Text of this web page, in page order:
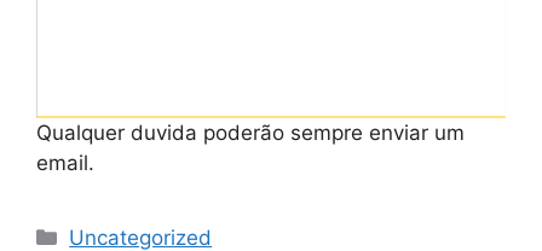
Qualquer duvida poderão sempre enviar um
email.
Categories
Uncategorized